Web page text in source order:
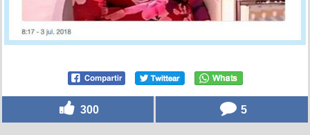
300 5